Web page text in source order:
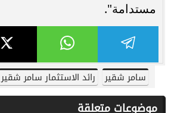
مستدامة".
سامر شقير رائد الاستثمار سامر شقير
موضوعات متعلقة